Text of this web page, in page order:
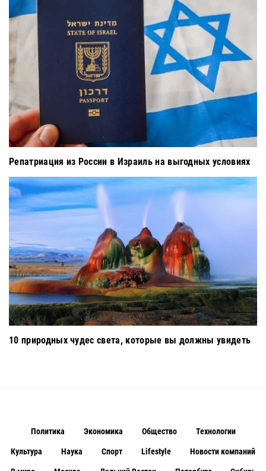
Репатриация из России в Израиль на выгодных условиях
10 природных чудес света, которые вы должны увидеть
Политика Экономика Общество Технологии
Культура Наука Спорт Lifestyle Новости компаний